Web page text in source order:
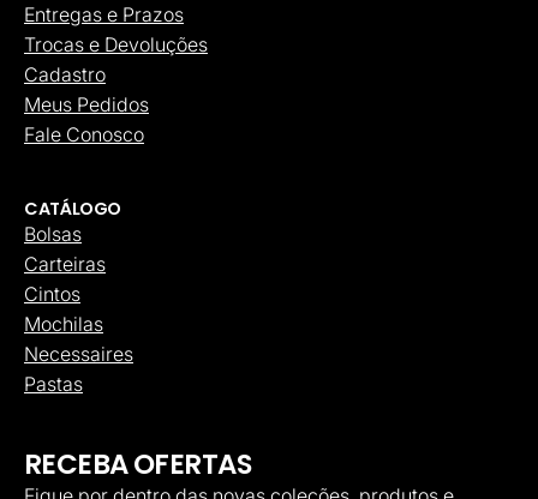
Entregas e Prazos
Trocas e Devoluções
Cadastro
Meus Pedidos
Fale Conosco
CATÁLOGO
Bolsas
Carteiras
Cintos
Mochilas
Necessaires
Pastas
RECEBA OFERTAS